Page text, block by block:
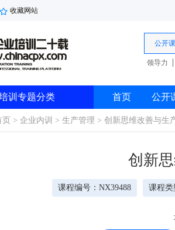
收藏网站
公开课
领导力
训专题分类 首页 公开
> 企业内训 > 生产管理 > 创新思维改善与生
创新
课程编号：NX39488 课程